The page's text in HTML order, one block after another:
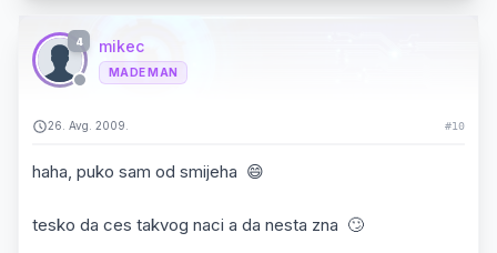
4 mikec
MADE MAN
26. Avg. 2009. #10
haha, puko sam od smijeha 😄
tesko da ces takvog naci a da nesta zna 🙄